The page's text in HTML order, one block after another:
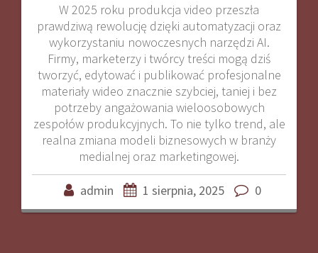
W 2025 roku produkcja video przeszła
prawdziwą rewolucję dzięki automatyzacji oraz
wykorzystaniu nowoczesnych narzędzi AI.
Firmy, marketerzy i twórcy treści mogą dziś
tworzyć, edytować i publikować profesjonalne
materiały wideo znacznie szybciej, taniej i bez
potrzeby angażowania wieloosobowych
zespołów produkcyjnych. To nie tylko trend, ale
realna zmiana modeli biznesowych w branży
medialnej oraz marketingowej.
admin 1 sierpnia, 2025 0